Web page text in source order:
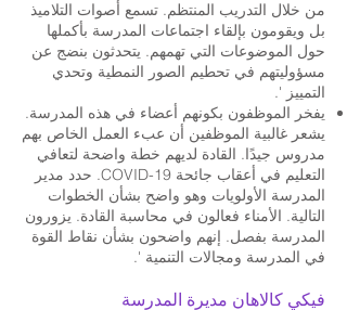
من خلال التدريب المنتظم. تسمع أصوات التلاميذ
بل ويقومون بإلقاء اجتماعات المدرسة بأكملها
حول الموضوعات التي تهمهم. يتحدثون بنضج عن
مسؤوليتهم في تحطيم الصور النمطية وتحدي
التمييز '.
يفخر الموظفون بكونهم أعضاء في هذه المدرسة.
يشعر غالبية الموظفين أن عبء العمل الخاص بهم
مدروس جيدًا. القادة لديهم خطة واضحة لتعافي
التعليم في أعقاب جائحة COVID-19. حدد مدير
المدرسة الأولويات وهو واضح بشأن الخطوات
التالية. الأمناء فعالون في محاسبة القادة. يزورون
المدرسة بفصل. إنهم واضحون بشأن نقاط القوة
في المدرسة ومجالات التنمية '.
فيكي كالاهان مديرة المدرسة